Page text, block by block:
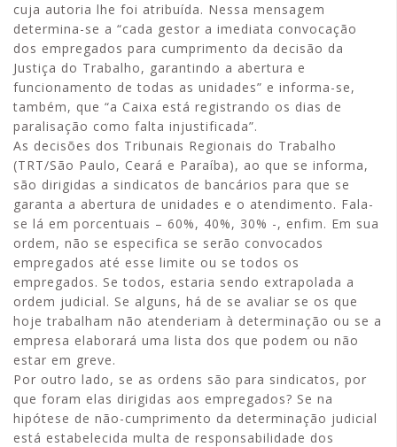
cuja autoria lhe foi atribuída. Nessa mensagem
determina-se a “cada gestor a imediata convocação
dos empregados para cumprimento da decisão da
Justiça do Trabalho, garantindo a abertura e
funcionamento de todas as unidades” e informa-se,
também, que “a Caixa está registrando os dias de
paralisação como falta injustificada”.
As decisões dos Tribunais Regionais do Trabalho
(TRT/São Paulo, Ceará e Paraíba), ao que se informa,
são dirigidas a sindicatos de bancários para que se
garanta a abertura de unidades e o atendimento. Fala-
se lá em porcentuais – 60%, 40%, 30% -, enfim. Em sua
ordem, não se especifica se serão convocados
empregados até esse limite ou se todos os
empregados. Se todos, estaria sendo extrapolada a
ordem judicial. Se alguns, há de se avaliar se os que
hoje trabalham não atenderiam à determinação ou se a
empresa elaborará uma lista dos que podem ou não
estar em greve.
Por outro lado, se as ordens são para sindicatos, por
que foram elas dirigidas aos empregados? Se na
hipótese de não-cumprimento da determinação judicial
está estabelecida multa de responsabilidade dos